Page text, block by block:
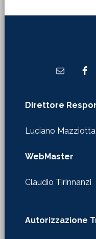
Direttore
Luciano Mazziotta
WebMaster
Claudio Tirinnanzi
Autorizzazione